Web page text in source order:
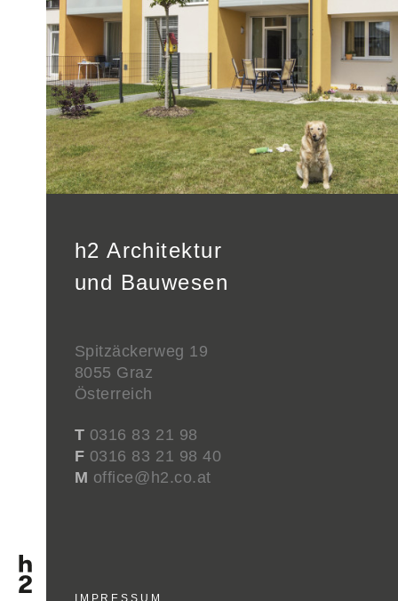
h2 Architektur
und Bauwesen
Spitzäckerweg 19
8055 Graz
Österreich
T 0316 83 21 98
F 0316 83 21 98 40
M office@h2.co.at
IMPRESSUM